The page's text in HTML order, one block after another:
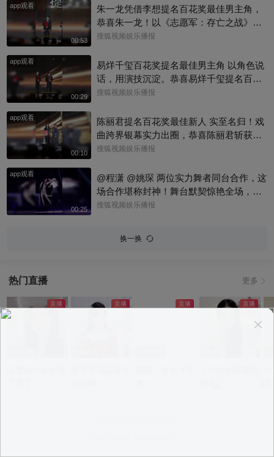
app观看
00:53
朱一龙凭借李想提名百花奖最佳男主角，
恭喜朱一龙！以《志愿军：存亡之战》李
想一角入围百花奖最佳男主，把志愿军战
致，实力收获认可#百花奖 #朱一龙
搜狐视频娱乐播报
app观看
00:29
易烊千玺百花奖提名最佳男主角 以角色说
话，用演技沉淀。恭喜易烊千玺提名百花
奖最佳男主角，每一次荧幕演绎都看得见
搜狐视频娱乐播报
app观看
00:10
陈丽君提名百花奖最佳新人 实至名归！戏
曲跨界银幕实力出圈，恭喜陈丽君斩获百
花奖最佳新人提名～#陈丽君 #百花奖
搜狐视频娱乐播报
app观看
00:25
@程潇 @姚琛 两位实力舞者同台合作，这
场合作堪称封神！舞台默契惊艳全场，妥
妥的神仙联动！@明星狐 @KPOP狐 @小
搜狐视频娱乐播报
换一换
热门直播 更多